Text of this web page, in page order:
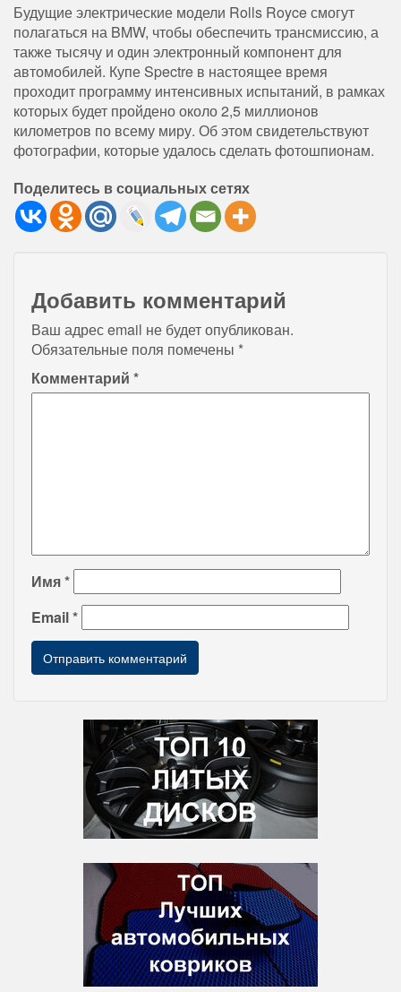
Будущие электрические модели Rolls Royce смогут
полагаться на BMW, чтобы обеспечить трансмиссию, а
также тысячу и один электронный компонент для
автомобилей. Купе Spectre в настоящее время
проходит программу интенсивных испытаний, в рамках
которых будет пройдено около 2,5 миллионов
километров по всему миру. Об этом свидетельствуют
фотографии, которые удалось сделать фотошпионам.
Поделитесь в социальных сетях
Добавить комментарий
Ваш адрес email не будет опубликован.
Обязательные поля помечены *
Комментарий *
Имя*
Email*